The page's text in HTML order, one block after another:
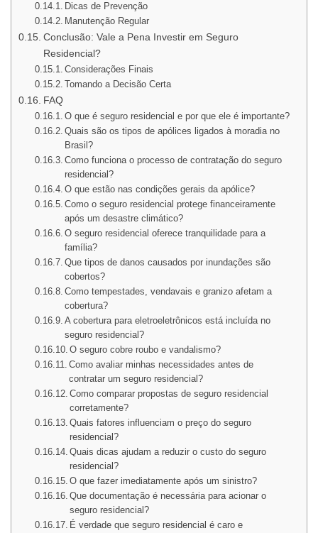
Dicas de Prevenção
Manutenção Regular
Conclusão: Vale a Pena Investir em Seguro
Residencial?
Considerações Finais
Tomando a Decisão Certa
FAQ
O que é seguro residencial e por que ele é importante?
Quais são os tipos de apólices ligados à moradia no
Brasil?
Como funciona o processo de contratação do seguro
residencial?
O que estão nas condições gerais da apólice?
Como o seguro residencial protege financeiramente
após um desastre climático?
O seguro residencial oferece tranquilidade para a
família?
Que tipos de danos causados por inundações são
cobertos?
Como tempestades, vendavais e granizo afetam a
cobertura?
A cobertura para eletroeletrônicos está incluída no
seguro residencial?
O seguro cobre roubo e vandalismo?
Como avaliar minhas necessidades antes de
contratar um seguro residencial?
Como comparar propostas de seguro residencial
corretamente?
Quais fatores influenciam o preço do seguro
residencial?
Quais dicas ajudam a reduzir o custo do seguro
residencial?
O que fazer imediatamente após um sinistro?
Que documentação é necessária para acionar o
seguro residencial?
É verdade que seguro residencial é caro e